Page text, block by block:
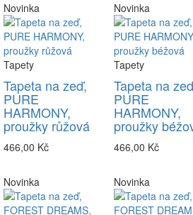
Novinka
Tapety
Tapeta na zeď,
PURE
HARMONY,
proužky růžová
466,00 Kč
Novinka
Tapety
Tapeta na
PURE
HARMONY,
proužky
466,00 Kč
Novinka Novinka